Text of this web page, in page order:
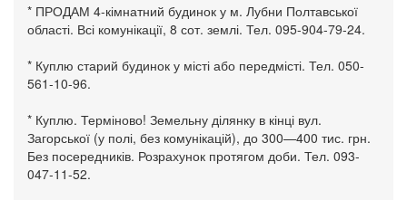
* ПРОДАМ 4-кімнатний будинок у м. Лубни Полтавської
області. Всі комунікації, 8 сот. землі. Тел. 095-904-79-24.
* Куплю старий будинок у місті або передмісті. Тел. 050-
561-10-96.
* Куплю. Терміново! Земельну ділянку в кінці вул.
Загорської (у полі, без комунікацій), до 300—400 тис. грн.
Без посередників. Розрахунок протягом доби. Тел. 093-
047-11-52.